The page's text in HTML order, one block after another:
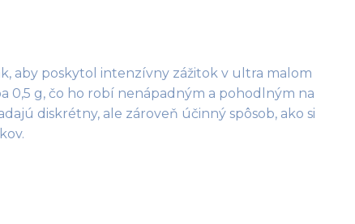
aby poskytol intenzívny zážitok v ultra malom
0,5 g, čo ho robí nenápadným a pohodlným na
diskrétny, ale zároveň účinný spôsob, ako si